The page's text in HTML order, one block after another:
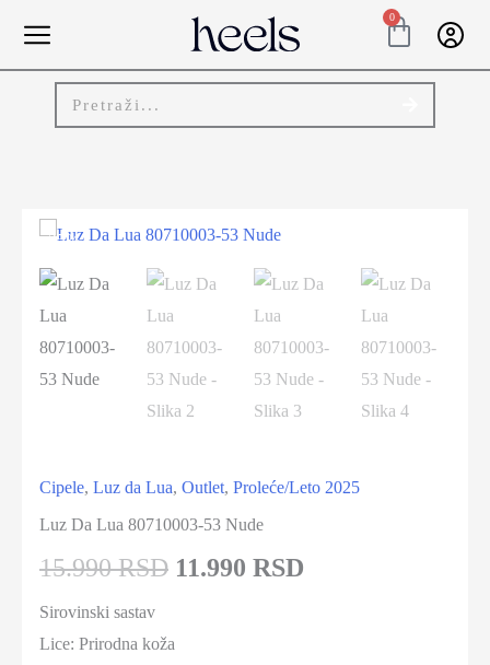
0
-25%
Cipele, Luz da Lua, Outlet, Proleće/Leto 2025
Luz Da Lua 80710003-53 Nude
15.990 RSD 11.990 RSD
Sirovinski sastav
Lice: Prirodna koža